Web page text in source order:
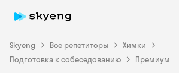
Skyeng Все репетиторы
Химки
Подготовка к собеседованию
Премиум